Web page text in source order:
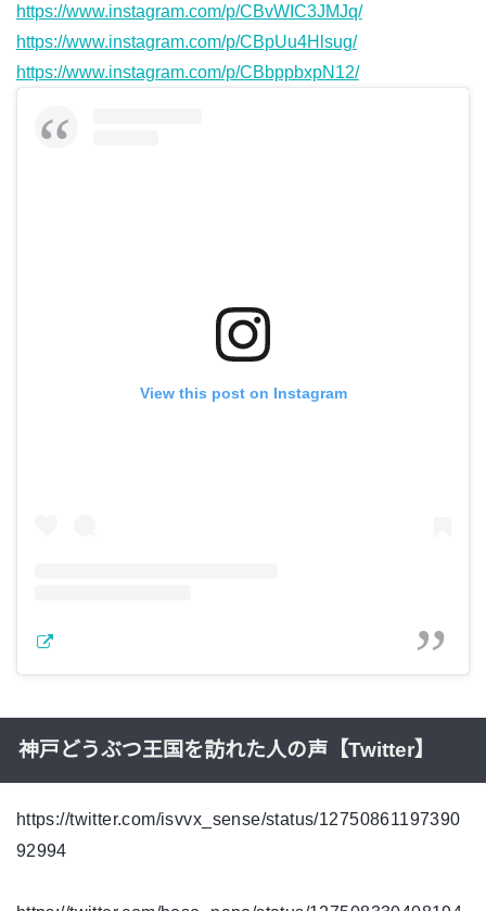
https://www.instagram.com/p/CBvWIC3JMJq/
https://www.instagram.com/p/CBpUu4Hlsug/
https://www.instagram.com/p/CBbppbxpN12/
View this post on Instagram
神戸どうぶつ王国を訪れた人の声【Twitter】
https://twitter.com/isvvx_sense/status/12750861197390
92994